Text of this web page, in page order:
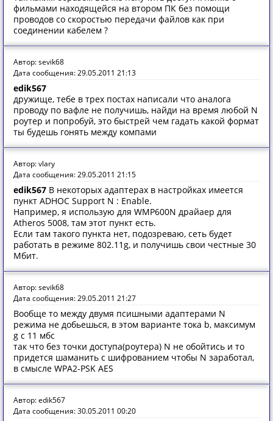
фильмами находящейся на втором ПК без помощи
проводов со скоростью передачи файлов как при
соединении кабелем ?
Автор: sevik68
Дата сообщения: 29.05.2011 21:13
edik567
дружище, тебе в трех постах написали что аналога
проводу по вафле не получишь, найди на время любой N
роутер и попробуй, это быстрей чем гадать какой формат
ты будешь гонять между компами
Автор: vlary
Дата сообщения: 29.05.2011 21:15
edik567 В некоторых адаптерах в настройках имеется
пункт ADHOC Support N : Enable.
Например, я использую для WMP600N драйаер для
Atheros 5008, там этот пункт есть.
Если там такого пункта нет, подозреваю, сеть будет
работать в режиме 802.11g, и получишь свои честные 30
Мбит.
Автор: sevik68
Дата сообщения: 29.05.2011 21:27
Вообще то между двумя псишными адаптерами N
режима не добьешься, в этом варианте тока b, максимум
g с 11 мбс
так что без точки доступа(роутера) N не обойтись и то
придется шаманить с шифрованием чтобы N заработал,
в смысле WPA2-PSK AES
Автор: edik567
Дата сообщения: 30.05.2011 00:20